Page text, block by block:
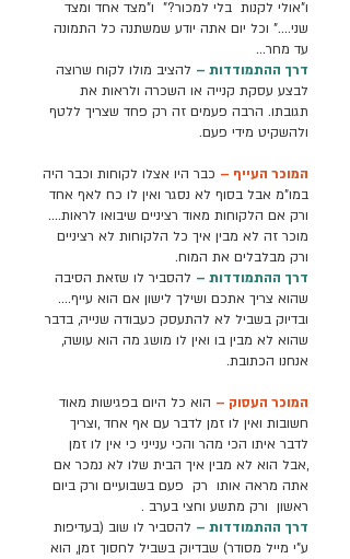
ו"אולי לקנות בלי למכור?" ו"מצד אחד ומצד
שני...." וכל יום אתה יודע שמשתנה כל התמונה
עד מחר...
דרך ההתמודדות – להציב מולו לקוח שרוצה
לבצע עסקת קנייה או השכרה ולראות את
תגובתו. הרבה פעמים זה רק פחד שצריך ללטף
ולהשקיט מידי פעם.
המוכר העייף – כבר היו אצלו לקוחות וכבר היה
במו"מ אבל בסוף לא נסגר ואין לו כח לאף אחד
ורק אם הלקוחות מאוד רציניים שיבואו לראות….
מוכר זה לא מבין איך כל הלקוחות לא רציניים
ורק מבלבלים את המוח.
דרך ההתמודדות – להסביר לו שזאת הסיבה
שהוא צריך אתכם ושילך לישון אם הוא עייף….
ובדיוק בשביל לא להתעסק כעבודה שנייה, בדבר
שהוא לא מבין בו ואין לו מושג מה הוא עושה,
אנחנו הכתובת.
המוכר העסוק – הוא כל היום בפגישות מאוד
חשובות ואין לו זמן לדבר עם אף אחד ,וצריך
לדבר איתו הכי מהר והכי ענייני כי אין לו זמן
,אבל הוא לא מבין איך הבית שלו לא נמכר אם
אתה מראה אותו רק פעם בשבועיים ורק ביום
ראשון ורק מתשע וחצי בערב .
דרך ההתמודדות – להסביר לו שוב (בעדיפות
ע"י מייל מסודר) שבדיוק בשביל לחסוך זמן, הוא